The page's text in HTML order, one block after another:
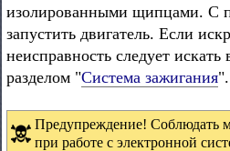
изолированными щипцами. С
запустить двигатель. Если
неисправность следует искать
разделом "Система зажигания".
Предупреждение! Соблюдать
при работе с электронной